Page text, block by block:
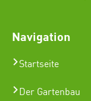
Navigation
Startseite
Der Gartenbau